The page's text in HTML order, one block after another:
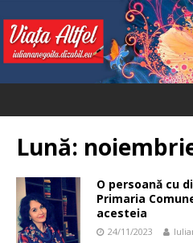
Lună:
O persoană cu
Primaria
acesteia
24/11/2023